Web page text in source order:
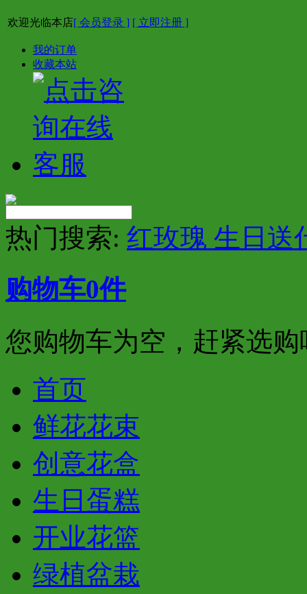
欢迎光临本店[ 会员登录 ] [ 立即注册 ]
我的订单
收藏本站
热门搜索: 红玫瑰 生日送
购物车0件
您购物车为空，赶紧选购
首页
鲜花花束
创意花盒
生日蛋糕
开业花篮
绿植盆栽